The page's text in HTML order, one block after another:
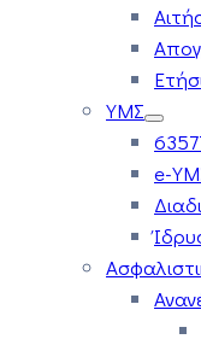
ΥΜΣ
e-